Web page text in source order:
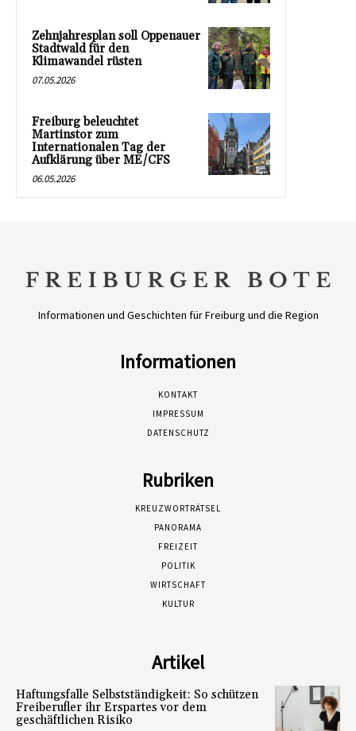
Zehnjahresplan soll Oppenauer
Stadtwald für den
Klimawandel rüsten
07.05.2026
Freiburg beleuchtet
Martinstor zum
Internationalen Tag der
Aufklärung über ME/CFS
06.05.2026
Informationen und Geschichten für Freiburg und die Region
Informationen
KONTAKT
IMPRESSUM
DATENSCHUTZ
Rubriken
KREUZWORTRÄTSEL
PANORAMA
FREIZEIT
POLITIK
WIRTSCHAFT
KULTUR
Artikel
Haftungsfalle Selbstständigkeit: So schützen
Freiberufler ihr Erspartes vor dem
geschäftlichen Risiko